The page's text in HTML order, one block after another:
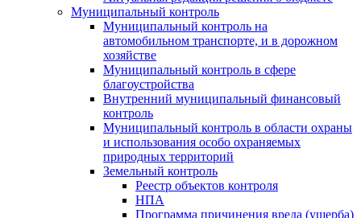
Муниципальный контроль
Муниципальный контроль на
автомобильном транспорте, и в дорожном
хозяйстве
Муниципальный контроль в сфере
благоустройства
Внутренний муниципальный финансовый
контроль
Муниципальный контроль в области охраны
и использования особо охраняемых
природных территорий
Земельный контроль
Реестр объектов контроля
НПА
Программа причинения вреда (ущерба)